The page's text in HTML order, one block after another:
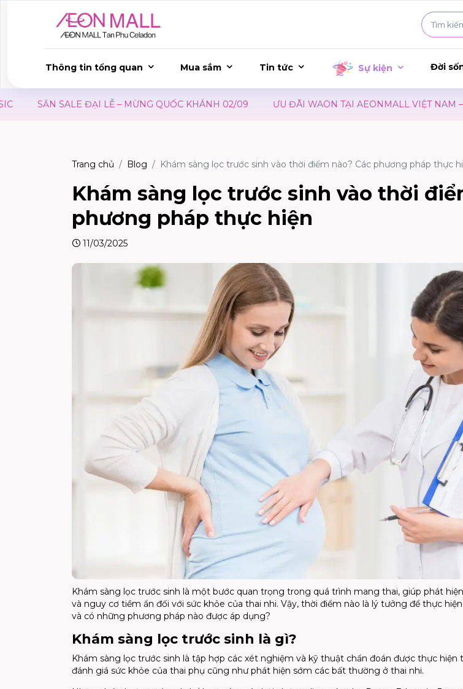
Thông tin tổng quan Mua sắm Tin tức Sự kiện Đời
SALE ĐẠI LỄ – MỪNG QUỐC KHÁNH 02/09 ƯU ĐÃI WAON TẠI AEONMALL VIỆT NAM – SỰ KIỆN
Trang chủ Blog Khám sàng lọc trước sinh​ vào thời điểm nào? Các phương pháp thực
Khám sàng lọc trước sinh​ vào thời
phương pháp thực hiện
11/03/2025
Khám sàng lọc trước sinh là một bước quan trọng trong quá trình mang thai, giúp phát
và nguy cơ tiềm ẩn đối với sức khỏe của thai nhi. Vậy, thời điểm nào là lý tưởng để thực
và có những phương pháp nào được áp dụng?
Khám sàng lọc trước sinh là gì?
Khám sàng lọc trước sinh là tập hợp các xét nghiệm và kỹ thuật chẩn đoán được thực
đánh giá sức khỏe của thai phụ cũng như phát hiện sớm các bất thường ở thai nhi.